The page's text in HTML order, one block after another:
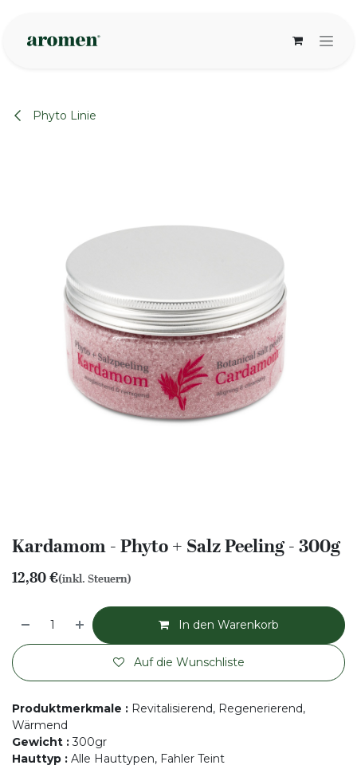
Phyto Linie
Kardamom - Phyto + Salz Peeling - 300g
12,80€(inkl. Steuern)
In den Warenkorb
Auf die Wunschliste
Produktmerkmale : Revitalisierend, Regenerierend,
Wärmend
Gewicht : 300gr
Hauttyp : Alle Hauttypen, Fahler Teint